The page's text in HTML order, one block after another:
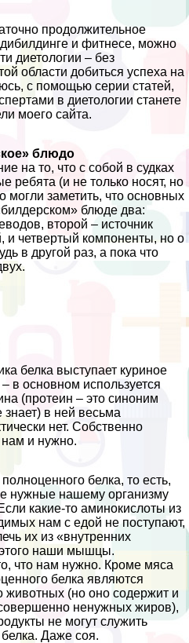
продолжительное
и фитнесе, можно
диетологии – без
области добиться успеха на
с помощью серии статей,
в диетологии станете
моего сайта.
блюдо
на то, что с собой в судках
ребята (и не только носят, но
могли заметить, что основных
блюде два:
второй – источник
и четвертый компоненты, но о
в другой раз, а пока что
белка выступает куриное
в основном используется
(протеин – это синоним
знает) в ней весьма
нет. Собственно
нам и нужно.
белка, то есть,
нужные нашему организму
какие-то аминокислоты из
нам с едой не поступают,
их из «внутренних
наши мышцы.
что нам нужно. Кроме мяса
белка являются
животных (но оно содержит и
ненужных жиров),
не могут служить
Даже соя.